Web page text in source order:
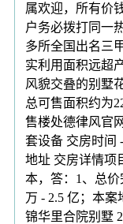
属欢迎，所有价
户务必拨打同一
多所全国出名三
实利用面积远超
风貌交叠的别墅
总可售面积约为
售楼处德律风官
套设备 交房时间
地址 交房详情项
本，答：1、总
万 - 2.5 亿；本案
锦华里合院别墅